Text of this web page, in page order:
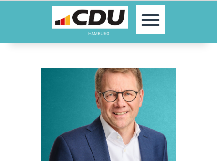
MOIN!
AKTUELLES
PARLAMENTE
MITGLIED WERDEN!